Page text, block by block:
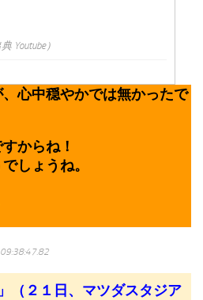
典 Youtube）
心中穏やかでは無かったで
からね！
しょうね。
（２１日、マツダスタジア